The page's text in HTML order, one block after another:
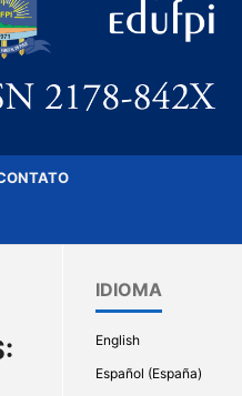
IDIOMA
English
Español (España)